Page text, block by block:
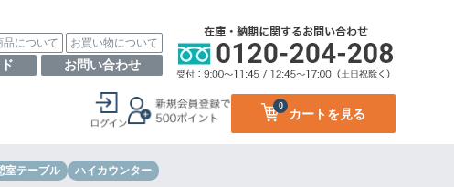
品について お買い物について
お問い合わせ
カートを見る
0
室テーブル ハイカウンター